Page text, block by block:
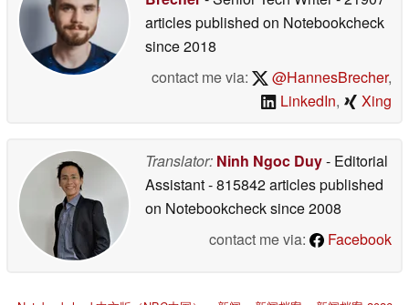
articles published on Notebookcheck
since 2018
contact me via:
@HannesBrecher,
LinkedIn, Xing
Translator: Ninh Ngoc Duy- Editorial
Assistant- 815842 articles published
on Notebookchecksince 2008
contact me via:
Facebook